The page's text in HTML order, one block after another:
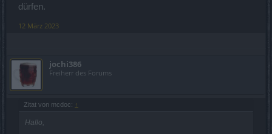
dürfen.
12 März 2023
jochi386
Freiherr des Forums
Zitat von mcdoc: ↑
Hallo,